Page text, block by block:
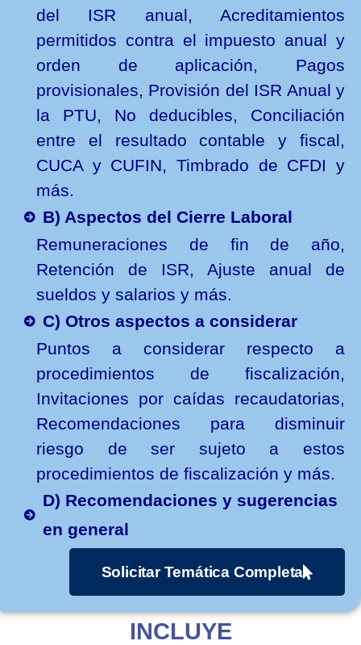
del ISR anual, Acreditamientos
permitidos contra el impuesto anual y
orden de aplicación, Pagos
provisionales, Provisión del ISR Anual y
la PTU, No deducibles, Conciliación
entre el resultado contable y fiscal,
CUCA y CUFIN, Timbrado de CFDI y
más.
B) Aspectos del Cierre Laboral
Remuneraciones de fin de año,
Retención de ISR, Ajuste anual de
sueldos y salarios y más.
C) Otros aspectos a considerar
Puntos a considerar respecto a
procedimientos de fiscalización,
Invitaciones por caídas recaudatorias,
Recomendaciones para disminuir
riesgo de ser sujeto a estos
procedimientos de fiscalización y más.
D) Recomendaciones y sugerencias
en general
Solicitar Temática Completa
INCLUYE